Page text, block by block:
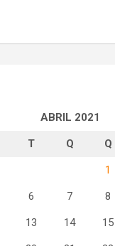
ABRIL 2021
T Q Q
1
6 7 8
13 14 15